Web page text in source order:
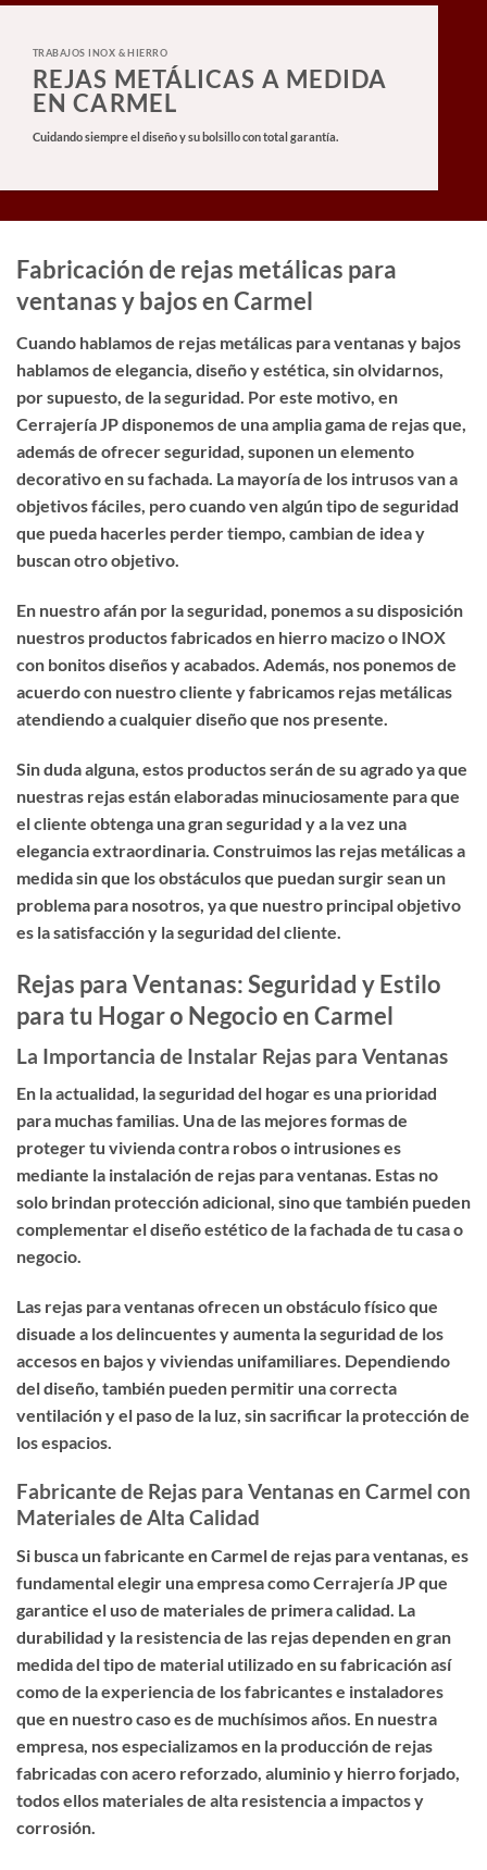
TRABAJOS INOX & HIERRO
REJAS METÁLICAS A MEDIDA
EN CARMEL
Cuidando siempre el diseño y su bolsillo con total garantía.
Fabricación de rejas metálicas para
ventanas y bajos en Carmel
Cuando hablamos de rejas metálicas para ventanas y bajos
hablamos de elegancia, diseño y estética, sin olvidarnos,
por supuesto, de la seguridad. Por este motivo, en
Cerrajería JP disponemos de una amplia gama de rejas que,
además de ofrecer seguridad, suponen un elemento
decorativo en su fachada. La mayoría de los intrusos van a
objetivos fáciles, pero cuando ven algún tipo de seguridad
que pueda hacerles perder tiempo, cambian de idea y
buscan otro objetivo.
En nuestro afán por la seguridad, ponemos a su disposición
nuestros productos fabricados en hierro macizo o INOX
con bonitos diseños y acabados. Además, nos ponemos de
acuerdo con nuestro cliente y fabricamos rejas metálicas
atendiendo a cualquier diseño que nos presente.
Sin duda alguna, estos productos serán de su agrado ya que
nuestras rejas están elaboradas minuciosamente para que
el cliente obtenga una gran seguridad y a la vez una
elegancia extraordinaria. Construimos las rejas metálicas a
medida sin que los obstáculos que puedan surgir sean un
problema para nosotros, ya que nuestro principal objetivo
es la satisfacción y la seguridad del cliente.
Rejas para Ventanas: Seguridad y Estilo
para tu Hogar o Negocio en Carmel
La Importancia de Instalar Rejas para Ventanas
En la actualidad, la seguridad del hogar es una prioridad
para muchas familias. Una de las mejores formas de
proteger tu vivienda contra robos o intrusiones es
mediante la instalación de rejas para ventanas. Estas no
solo brindan protección adicional, sino que también pueden
complementar el diseño estético de la fachada de tu casa o
negocio.
Las rejas para ventanas ofrecen un obstáculo físico que
disuade a los delincuentes y aumenta la seguridad de los
accesos en bajos y viviendas unifamiliares. Dependiendo
del diseño, también pueden permitir una correcta
ventilación y el paso de la luz, sin sacrificar la protección de
los espacios.
Fabricante de Rejas para Ventanas en Carmel con
Materiales de Alta Calidad
Si busca unfabricante en Carmel de rejas para ventanas , es
fundamental elegir una empresa como Cerrajería JP que
garantice el uso de materiales de primera calidad. La
durabilidad y la resistencia de las rejas dependen en gran
medida del tipo de material utilizado en su fabricación así
como de la experiencia de los fabricantes e instaladores
que en nuestro caso es de muchísimos años. En nuestra
empresa, nos especializamos en la producción de rejas
fabricadas con acero reforzado, aluminio y hierro forjado,
todos ellos materiales de alta resistencia a impactos y
corrosión.